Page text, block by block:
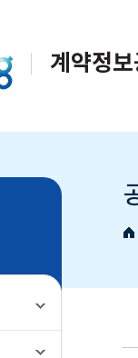
계약정